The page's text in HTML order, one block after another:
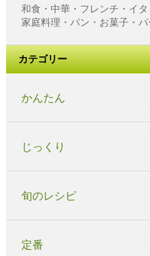
和食・中華・フレンチ・イタ
家庭料理・パン・お菓子・
カテゴリー
かんたん
じっくり
旬のレシピ
定番